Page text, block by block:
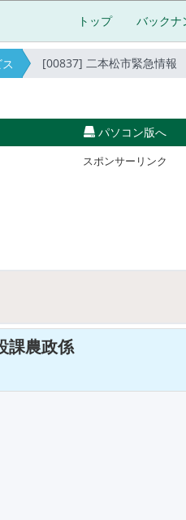
トップ バックナ
[00837] 二本松市緊急情報
パソコン版へ
スポンサーリンク
課農政係